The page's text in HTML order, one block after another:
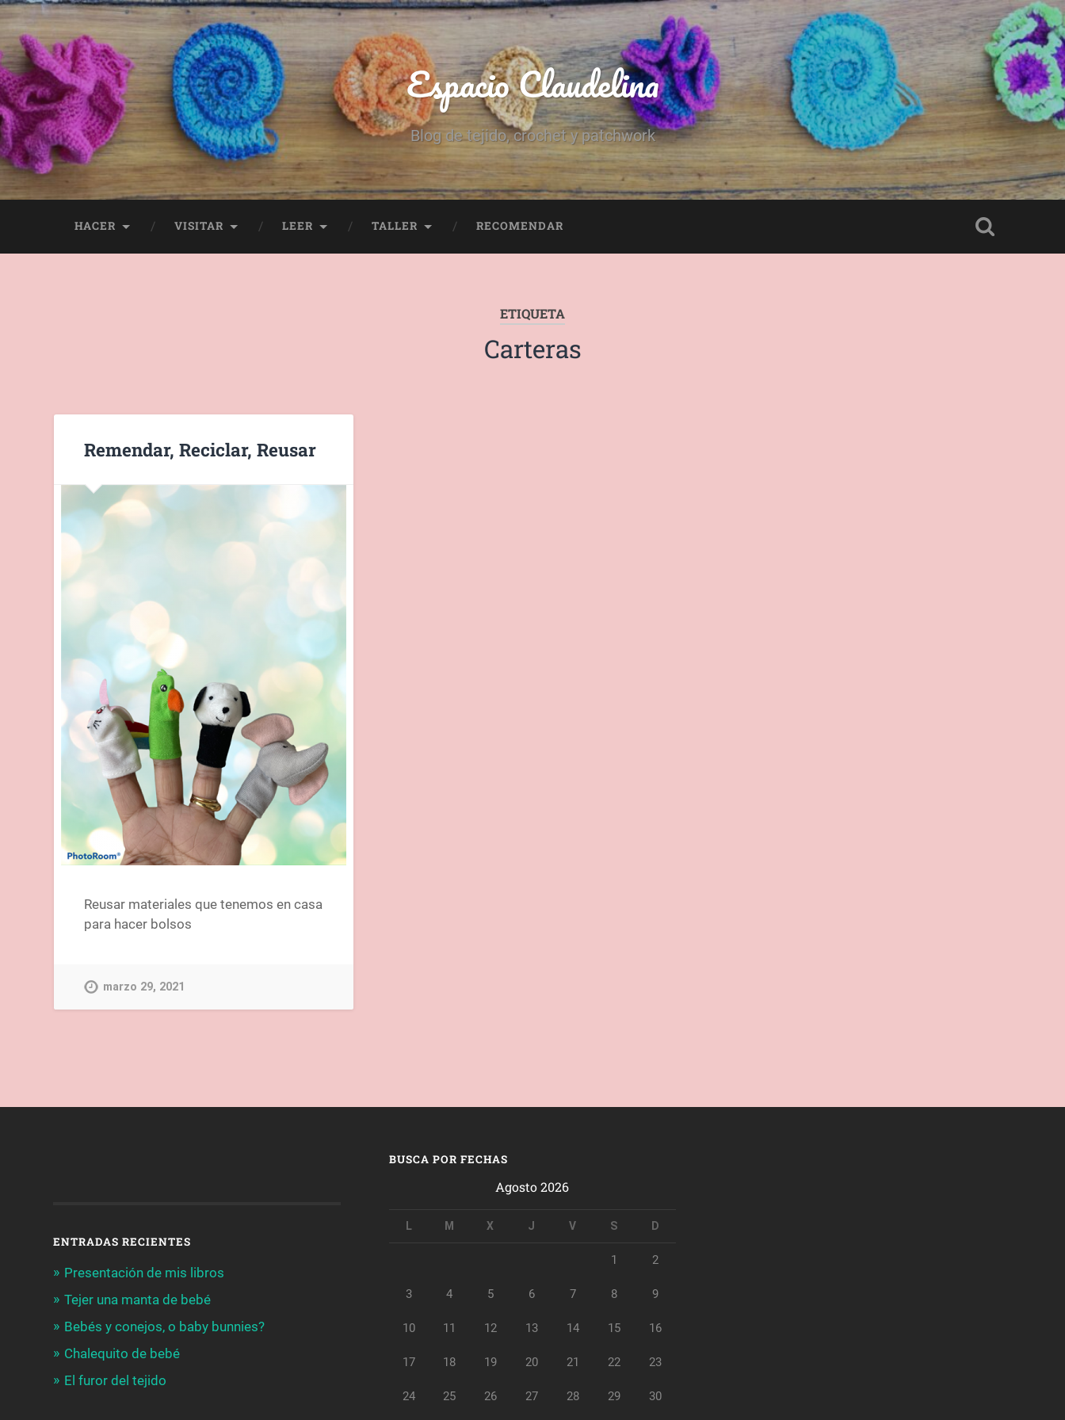
Espacio Claudelina
Blog de tejido, crochet y patchwork
HACER VISITAR LEER TALLER RECOMENDAR
ETIQUETA
Carteras
Remendar, Reciclar, Reusar
Reusar materiales que tenemos en casa
para hacer bolsos
marzo 29, 2021
ENTRADAS RECIENTES
Presentación de mis libros
Tejer una manta de bebé
Bebés y conejos, o baby bunnies?
Chalequito de bebé
El furor del tejido
BUSCA POR FECHAS
Agosto 2026
L M X J V S D
1 2
3 4 5 6 7 8 9
10 11 12 13 14 15 16
17 18 19 20 21 22 23
24 25 26 27 28 29 30